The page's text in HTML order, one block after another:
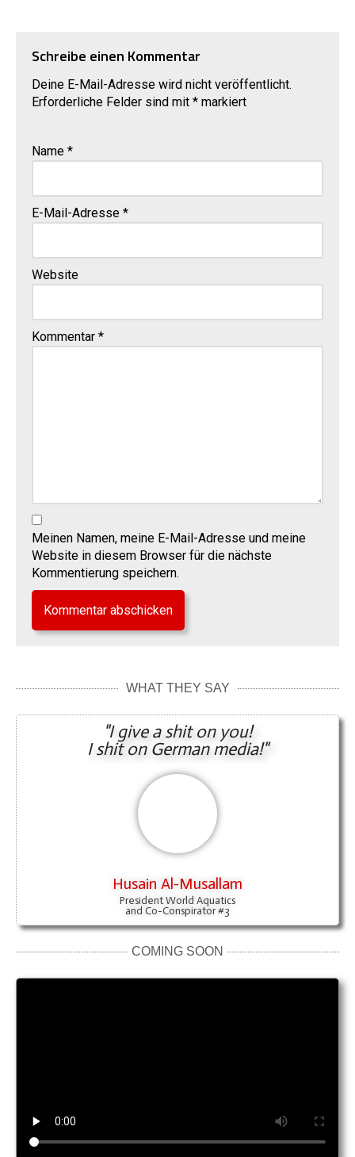
Schreibe einen Kommentar
Deine E-Mail-Adresse wird nicht veröffentlicht.
Erforderliche Felder sind mit * markiert
Name *
E-Mail-Adresse *
Website
Kommentar *
Meinen Namen, meine E-Mail-Adresse und meine
Website in diesem Browser für die nächste
Kommentierung speichern.
WHAT THEY SAY
"I give a shit on you!
I shit on German media!"
Husain Al-Musallam
President World Aquatics
and Co-Conspirator #3
COMING SOON